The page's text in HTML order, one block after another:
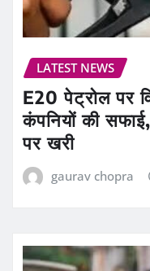
LATEST NEWS
E20 पेट्रोल पर
कंपनियों की
पर खरी
gaurav chopra